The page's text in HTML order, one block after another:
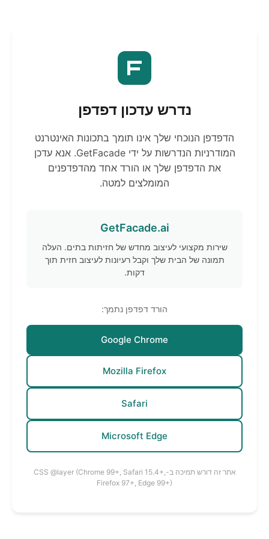
נדרש עדכון דפדפן
הדפדפן הנוכחי שלך אינו תומך בתכונות האינטרנט
המודרניות הנדרשות על ידי GetFacade. אנא עדכן
את הדפדפן שלך או הורד אחד מהדפדפנים
המומלצים למטה.
GetFacade.ai
שירות מקצועי לעיצוב מחדש של חזיתות בתים. העלה
תמונה של הבית שלך וקבל רעיונות לעיצוב חזית תוך
דקות.
הורד דפדפן נתמך:
Google Chrome
Mozilla Firefox
Safari
Microsoft Edge
אתר זה דורש תמיכה ב-CSS @layer (Chrome 99+, Safari 15.4+,
Firefox 97+, Edge 99+)